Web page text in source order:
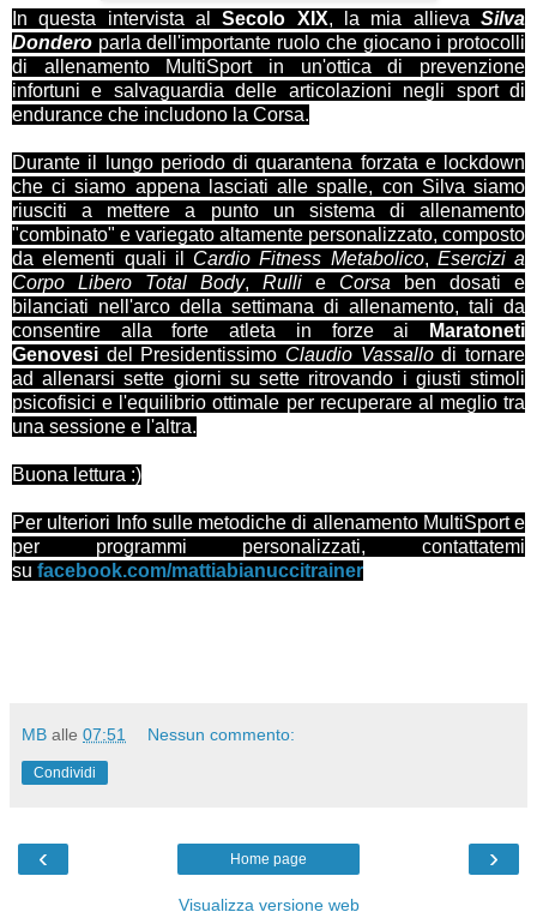
In questa intervista alSecolo XIX, la mia allievaSilva
Dondero parla dell'importante ruolo che giocano i protocolli
di allenamento MultiSport in un'ottica di prevenzione
infortuni e salvaguardia delle articolazioni negli sport di
endurance che includono la Corsa.
Durante il lungo periodo di quarantena forzata e lockdown
che ci siamo appena lasciati alle spalle, con Silva siamo
riusciti a mettere a punto un sistema di allenamento
"combinato" e variegato altamente personalizzato, composto
da elementi quali il Cardio Fitness Metabolico, Esercizi a
Corpo Libero Total Body, Rulli e Corsa ben dosati e
bilanciati nell'arco della settimana di allenamento, tali da
consentire alla forte atleta in forze ai
Maratoneti
Genovesi del Presidentissimo Claudio Vassallodi tornare
ad allenarsi sette giorni su sette ritrovando i giusti stimoli
psicofisici e l'equilibrio ottimale per recuperare al meglio tra
una sessione e l'altra.
Buona lettura :)
Per ulteriori Info sulle metodiche di allenamento MultiSport e
per programmi personalizzati, contattatemi
su facebook.com/mattiabianuccitrainer
MB alle 07:51 Nessun commento:
Condividi
‹ ›
Home page
Visualizza versione web